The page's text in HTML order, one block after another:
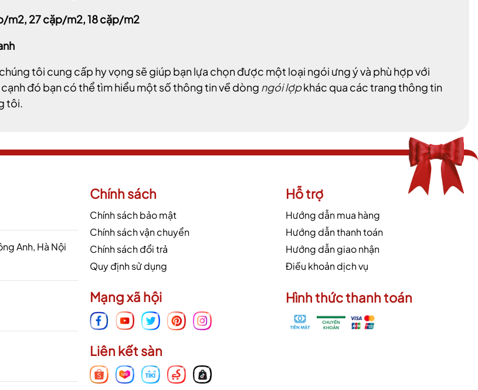
m2, 27 cặp/m2, 18 cặp/m2
tôi cung cấp hy vọng sẽ giúp bạn lựa chọn được một loại ngói ưng ý và phù hợp với
đó bạn có thể tìm hiểu một số thông tin về dòng ngói lợpkhác qua các trang thông tin
tôi.
Anh, Hà Nội
Chính sách
Chính sách bảo mật
Chính sách vận chuyển
Chính sách đổi trả
Quy định sử dụng
Hỗ trợ
Hướng dẫn mua hàng
Hướng dẫn thanh toán
Hướng dẫn giao nhận
Điều khoản dịch vụ
Mạng xã hội
Liên kết sàn
Hình thức thanh toán